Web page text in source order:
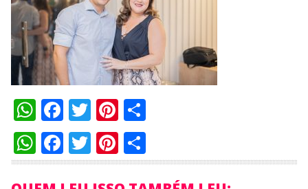
WhatsApp
Facebook
Twitter
Pinterest
Compartilhar
WhatsApp
Facebook
Twitter
Pinterest
Compartilhar